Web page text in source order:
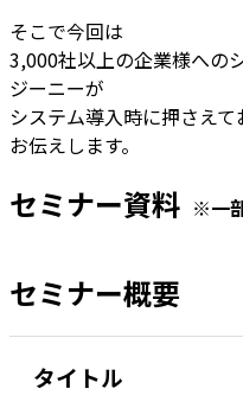
そこで今回は
3,000社以上の企業様への
ジーニーが
システム導入時に押さえ
お伝えします。
セミナー資料 ※一
セミナー概要
タイトル